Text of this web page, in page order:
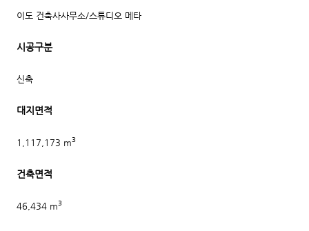
이도 건축사사무소/스튜디오 메타
시공구분
신축
대지면적
1,117,173 m3
건축면적
46,434 m3